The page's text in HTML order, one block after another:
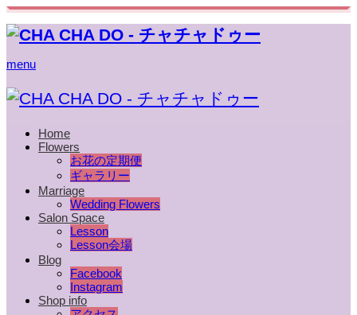
menu
Home
Flowers
お花の定期便
ギャラリー
Marriage
Wedding Flowers
Salon Space
Lesson
Lesson会場
Blog
Facebook
Instagram
Shop info